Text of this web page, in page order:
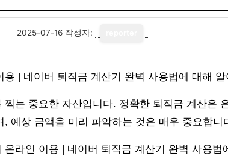
2025-07-16 작성자:
| 네이버 퇴직금 계산기 완벽 사용법에 대해
는 중요한 자산입니다. 정확한 퇴직금 계산은
예상 금액을 미리 파악하는 것은 매우 중요합니
라인 이용 | 네이버 퇴직금 계산기 완벽 사용법